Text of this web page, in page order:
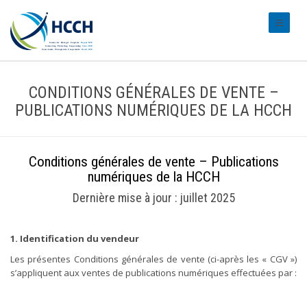
CONDITIONS GÉNÉRALES DE VENTE –
PUBLICATIONS NUMÉRIQUES DE LA HCCH
Conditions générales de vente – Publications
numériques de la HCCH
Dernière mise à jour : juillet 2025
1. Identification du vendeur
Les présentes Conditions générales de vente (ci-après les « CGV »)
s’appliquent aux ventes de publications numériques effectuées par :